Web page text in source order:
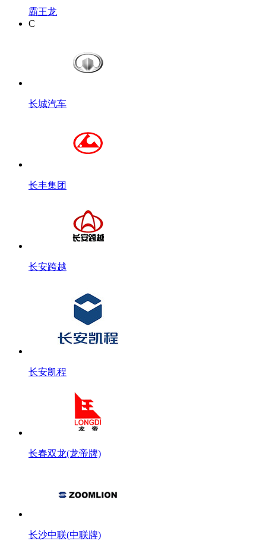
霸王龙
C
长城汽车
长丰集团
长安跨越
长安凯程
长春双龙(龙帝牌)
长沙中联(中联牌)